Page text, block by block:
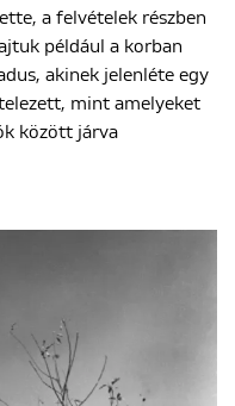
a felvételek részben
például a korban
akinek jelenléte egy
mint amelyeket
között járva